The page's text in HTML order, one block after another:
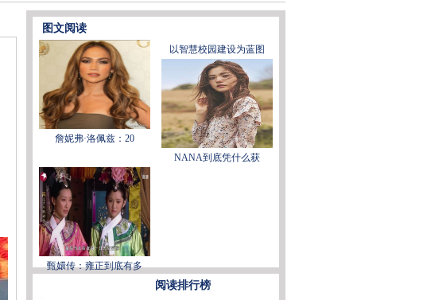
图文阅读
詹妮弗·洛佩兹：20
以智慧校园建设为蓝图
NANA到底凭什么获
甄嬛传：雍正到底有多
阅读排行榜